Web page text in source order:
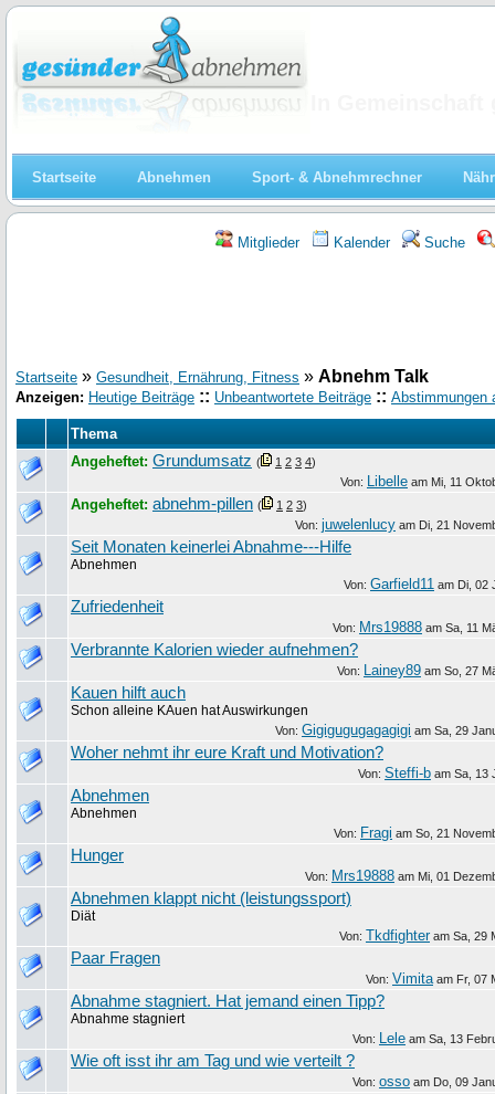
Startseite Abnehmen Sport- & Abnehmrechner
Mitglieder Kalender Suche
Startseite » Gesundheit, Ernährung, Fitness » Abnehm Talk
Anzeigen: Heutige Beiträge :: Unbeantwortete Beiträge :: Abstimmungen
Thema
Angeheftet: Grundumsatz ( 1 2 3 4)
Von: Libelle am Mi, 11
Angeheftet: abnehm-pillen ( 1 2 3)
Von: juwelenlucy am Di, 21
Seit Monaten keinerlei Abnahme---Hilfe
Abnehmen
Von: Garfield11 am Di, 02
Zufriedenheit
Von: Mrs19888 am Sa, 11
Verbrannte Kalorien wieder aufnehmen?
Von: Lainey89 am So, 27
Kauen hilft auch
Schon alleine KAuen hat Auswirkungen
Von: Gigigugugagagigi am Sa, 29
Woher nehmt ihr eure Kraft und Motivation?
Von: Steffi-b am Sa, 13
Abnehmen
Abnehmen
Von: Fragi am So, 21
Hunger
Von: Mrs19888 am Mi, 01
Abnehmen klappt nicht (leistungssport)
Diät
Von: Tkdfighteram Sa, 29
Paar Fragen
Von: Vimita am Fr, 07
Abnahme stagniert. Hat jemand einen Tipp?
Abnahme stagniert
Von: Lele am Sa, 13
Wie oft isst ihr am Tag und wie verteilt ?
Von: osso am Do, 09